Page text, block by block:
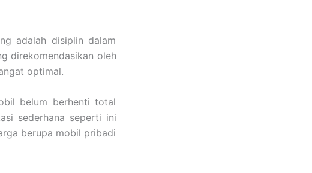
adalah disiplin dalam
direkomendasikan oleh
optimal.
belum berhenti total
sederhana seperti ini
berupa mobil pribadi